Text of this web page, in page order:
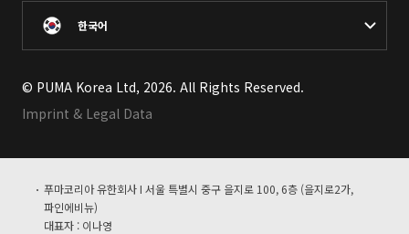
한국어
© PUMA Korea Ltd, 2026. All Rights Reserved.
Imprint & Legal Data
푸마코리아 유한회사 I 서울 특별시 중구 을지로 100, 6층 (을지로2가,
파인에비뉴)
대표자 : 이나영